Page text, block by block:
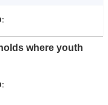
where youth